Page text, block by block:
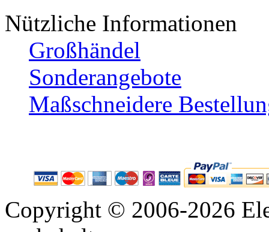
Nützliche Informationen
Großhändel
Sonderangebote
Maßschneidere
Copyright © 2006-2026